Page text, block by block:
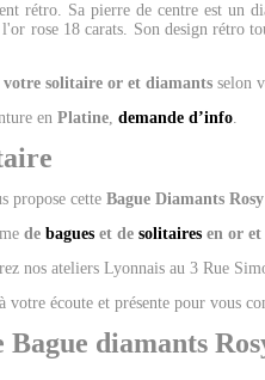
rétro. Sa pierre de centre est
rose 18 carats. Son design rétro
votre solitaire or et diamants selon
en Platine demande d’info
propose cette Bague Diamants Rosy
de bagues et de solitaires en or
nos ateliers Lyonnais au 3 Rue
écoute et présente pour vous
Bague diamants